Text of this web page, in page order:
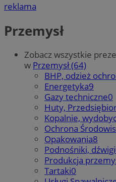
reklama
Przemysł
Zobacz wszystkie
w Przemysł (64)
BHP, odzież
Energetyka9
Gazy techniczne0
Huty,
Kopalnie,
Ochrona
Opakowania8
Podnośniki, dźwigi
Produkcja
Tartaki0